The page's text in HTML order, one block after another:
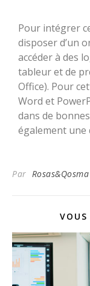
Pour intégrer
disposer d’un
accéder à des
tableur et de
Office). Pour
Word et
dans de
également une
Par Rosas&Qosma